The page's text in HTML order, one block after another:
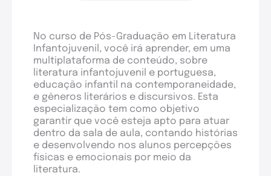
No curso de Pós-Graduação em Literatura
Infantojuvenil, você irá aprender, em uma
multiplataforma de conteúdo, sobre
literatura infantojuvenil e portuguesa,
educação infantil na contemporaneidade,
e gêneros literários e discursivos. Esta
especialização tem como objetivo
garantir que você esteja apto para atuar
dentro da sala de aula, contando histórias
e desenvolvendo nos alunos percepções
físicas e emocionais por meio da
literatura.